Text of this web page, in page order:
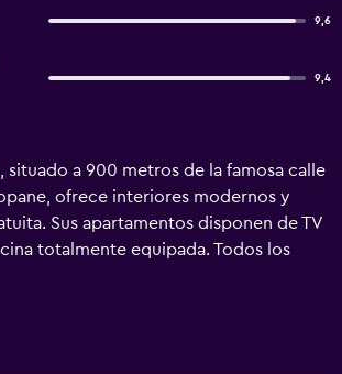
9,6
9,4
situado a 900 metros de la famosa calle
ofrece interiores modernos y
Sus apartamentos disponen de TV
totalmente equipada. Todos los
presentan una decoración
de madera y muebles de madera